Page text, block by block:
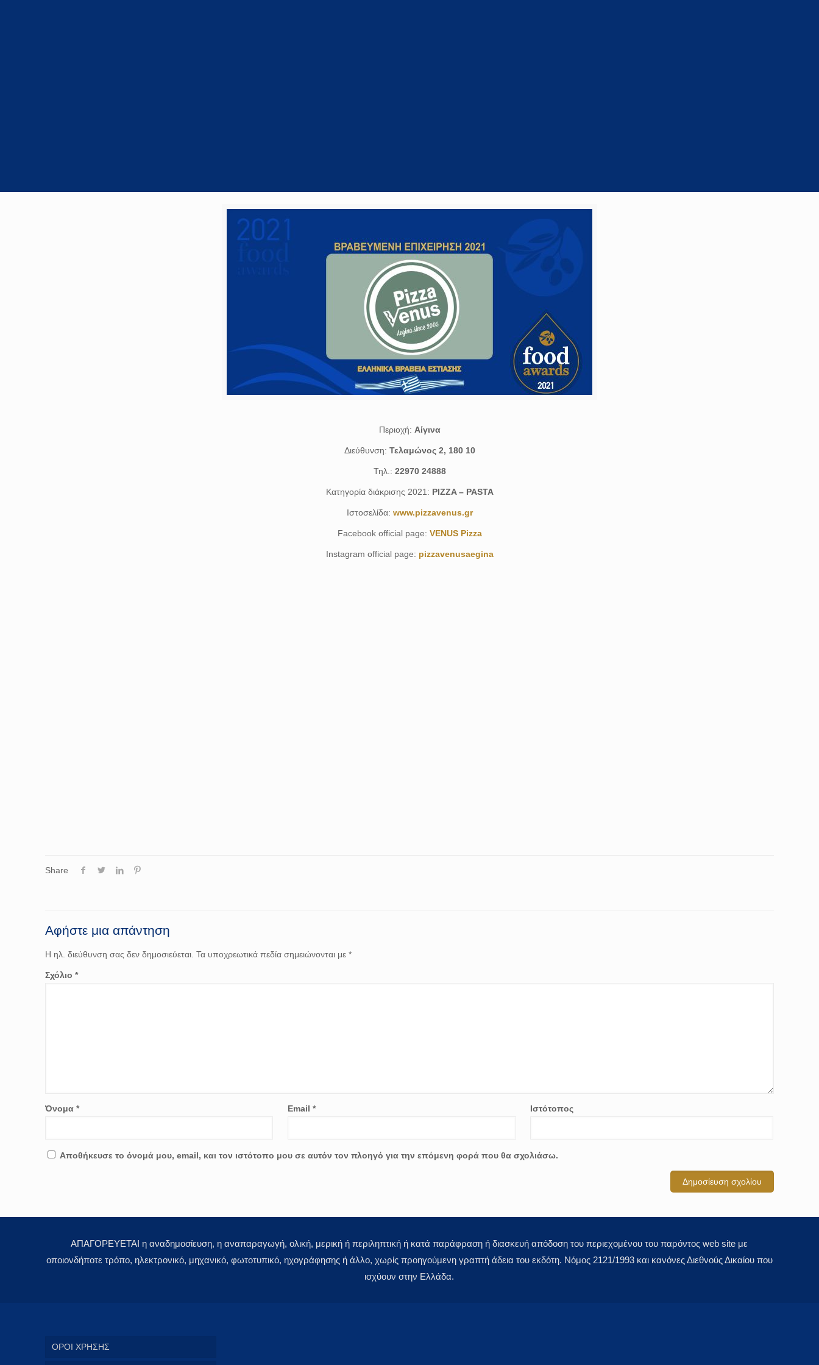
Περιοχή: Αίγινα
Διεύθυνση: Τελαμώνος 2, 180 10
Τηλ.: 22970 24888
Κατηγορία διάκρισης 2021: PIZZA – PASTA
Ιστοσελίδα: www.pizzavenus.gr
Facebook official page: VENUS Pizza
Instagram official page: pizzavenusaegina
Share
Αφήστε μια απάντηση
Η ηλ. διεύθυνση σας δεν δημοσιεύεται. Τα υποχρεωτικά πεδία σημειώνονται με*
Σχόλιο*
Όνομα* Email* Ιστότοπος
Αποθήκευσε το όνομά μου, email, και τον ιστότοπο μου σε αυτόν τον πλοηγό για την επόμενη φορά που θα σχολιάσω.
ΑΠΑΓΟΡΕΥΕΤΑΙ η αναδημοσίευση, η αναπαραγωγή, ολική, μερική ή περιληπτική ή κατά παράφραση ή διασκευή απόδοση του περιεχομένου του παρόντος web site με
οποιονδήποτε τρόπο, ηλεκτρονικό, μηχανικό, φωτοτυπικό, ηχογράφησης ή άλλο, χωρίς προηγούμενη γραπτή άδεια του εκδότη. Νόμος 2121/1993 και κανόνες Διεθνούς Δικαίου που
ισχύουν στην Ελλάδα.
ΟΡΟΙ ΧΡΗΣΗΣ